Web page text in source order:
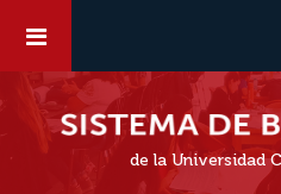
de la Universidad